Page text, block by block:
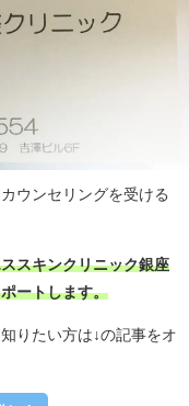
ウンセリングを受ける
スキンクリニック銀座
ートします。
りたい方は↓の記事をオ